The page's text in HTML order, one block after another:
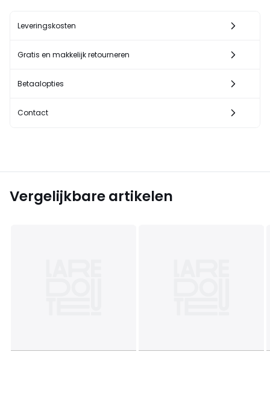
Leveringskosten
Gratis en makkelijk retourneren
Betaalopties
Contact
Vergelijkbare artikelen